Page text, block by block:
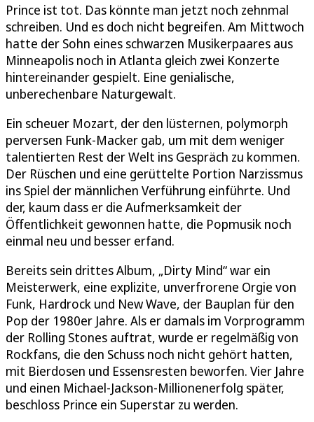
Prince ist tot. Das könnte man jetzt noch zehnmal
schreiben. Und es doch nicht begreifen. Am Mittwoch
hatte der Sohn eines schwarzen Musikerpaares aus
Minneapolis noch in Atlanta gleich zwei Konzerte
hintereinander gespielt. Eine genialische,
unberechenbare Naturgewalt.
Ein scheuer Mozart, der den lüsternen, polymorph
perversen Funk-Macker gab, um mit dem weniger
talentierten Rest der Welt ins Gespräch zu kommen.
Der Rüschen und eine gerüttelte Portion Narzissmus
ins Spiel der männlichen Verführung einführte. Und
der, kaum dass er die Aufmerksamkeit der
Öffentlichkeit gewonnen hatte, die Popmusik noch
einmal neu und besser erfand.
Bereits sein drittes Album, „Dirty Mind“ war ein
Meisterwerk, eine explizite, unverfrorene Orgie von
Funk, Hardrock und New Wave, der Bauplan für den
Pop der 1980er Jahre. Als er damals im Vorprogramm
der Rolling Stones auftrat, wurde er regelmäßig von
Rockfans, die den Schuss noch nicht gehört hatten,
mit Bierdosen und Essensresten beworfen. Vier Jahre
und einen Michael-Jackson-Millionenerfolg später,
beschloss Prince ein Superstar zu werden.